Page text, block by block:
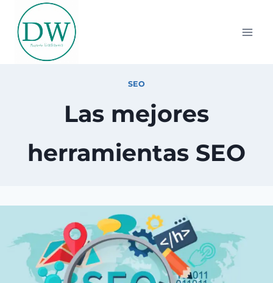
Saltar
contenido
SEO
Las mejores
herramientas SEO